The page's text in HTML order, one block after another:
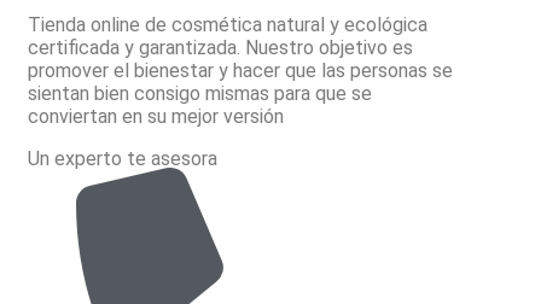
Tienda online de cosmética natural y ecológica
certificada y garantizada. Nuestro objetivo es
promover el bienestar y hacer que las personas se
sientan bien consigo mismas para que se
conviertan en su mejor versión
Un experto te asesora